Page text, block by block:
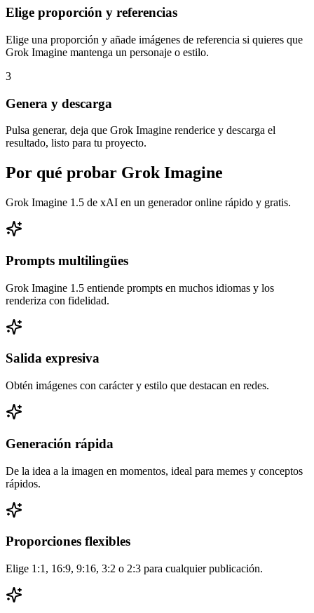
Elige proporción y referencias
Elige una proporción y añade imágenes de referencia si quieres que
Grok Imagine mantenga un personaje o estilo.
3
Genera y descarga
Pulsa generar, deja que Grok Imagine renderice y descarga el
resultado, listo para tu proyecto.
Por qué probar Grok Imagine
Grok Imagine 1.5 de xAI en un generador online rápido y gratis.
Prompts multilingües
Grok Imagine 1.5 entiende prompts en muchos idiomas y los
renderiza con fidelidad.
Salida expresiva
Obtén imágenes con carácter y estilo que destacan en redes.
Generación rápida
De la idea a la imagen en momentos, ideal para memes y conceptos
rápidos.
Proporciones flexibles
Elige 1:1, 16:9, 9:16, 3:2 o 2:3 para cualquier publicación.
Grok Imagine acepta prompts en cualquier idioma y el estilo es